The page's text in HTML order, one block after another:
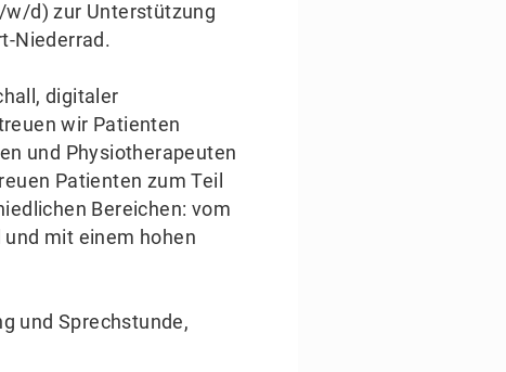
w/d) zur Unterstützung
Niederrad.
digitaler
wir Patienten
und Physiotherapeuten
Patienten zum Teil
Bereichen: vom
mit einem hohen
und Sprechstunde,